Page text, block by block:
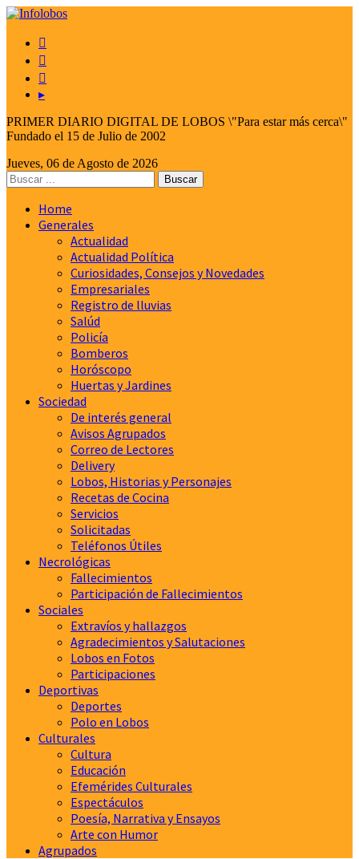



▸
PRIMER DIARIO DIGITAL DE LOBOS \"Para estar más cerca\"
Fundado el 15 de Julio de 2002
Jueves, 06 de Agosto de 2026
Home
Generales
Actualidad
Actualidad Política
Curiosidades, Consejos y Novedades
Empresariales
Registro de lluvias
Salúd
Policía
Bomberos
Horóscopo
Huertas y Jardines
Sociedad
De interés general
Avisos Agrupados
Correo de Lectores
Delivery
Lobos, Historias y Personajes
Recetas de Cocina
Servicios
Solicitadas
Teléfonos Útiles
Necrológicas
Fallecimientos
Participación de Fallecimientos
Sociales
Extravíos y hallazgos
Agradecimientos y Salutaciones
Lobos en Fotos
Participaciones
Deportivas
Deportes
Polo en Lobos
Culturales
Cultura
Educación
Efemérides Culturales
Espectáculos
Poesía, Narrativa y Ensayos
Arte con Humor
Agrupados